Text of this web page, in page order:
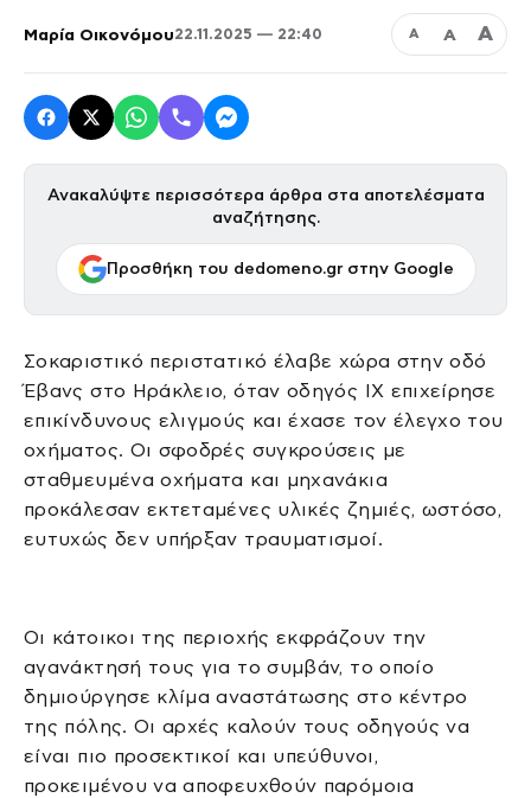
Μαρία Οικονόμου22.11.2025 — 22:40 Α Α Α
Ανακαλύψτε περισσότερα άρθρα στα αποτελέσματα
αναζήτησης.
Προσθήκη του dedomeno.gr στην Google
Σοκαριστικό περιστατικό έλαβε χώρα στην οδό
Έβανς στο Ηράκλειο, όταν οδηγός ΙΧ επιχείρησε
επικίνδυνους ελιγμούς και έχασε τον έλεγχο του
οχήματος. Οι σφοδρές συγκρούσεις με
σταθμευμένα οχήματα και μηχανάκια
προκάλεσαν εκτεταμένες υλικές ζημιές, ωστόσο,
ευτυχώς δεν υπήρξαν τραυματισμοί.
Οι κάτοικοι της περιοχής εκφράζουν την
αγανάκτησή τους για το συμβάν, το οποίο
δημιούργησε κλίμα αναστάτωσης στο κέντρο
της πόλης. Οι αρχές καλούν τους οδηγούς να
είναι πιο προσεκτικοί και υπεύθυνοι,
προκειμένου να αποφευχθούν παρόμοια